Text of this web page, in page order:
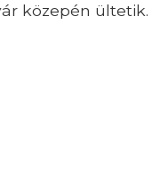
közepén ültetik.